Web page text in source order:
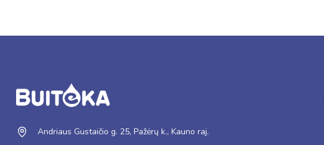
Andriaus Gustaičio g. 25, Pažėrų k., Kauno raj.